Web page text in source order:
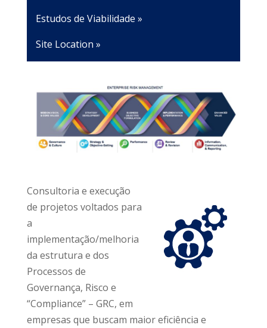
Estudos de Viabilidade »
Site Location »
Consultoria e execução
de projetos voltados para
a
implementação/melhoria
da estrutura e dos
Processos de
Governança, Risco e
“Compliance” – GRC, em
empresas que buscam maior eficiência e